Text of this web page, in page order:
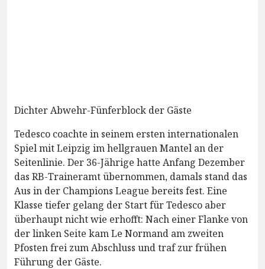
Dichter Abwehr-Fünferblock der Gäste
Tedesco coachte in seinem ersten internationalen
Spiel mit Leipzig im hellgrauen Mantel an der
Seitenlinie. Der 36-Jährige hatte Anfang Dezember
das RB-Traineramt übernommen, damals stand das
Aus in der Champions League bereits fest. Eine
Klasse tiefer gelang der Start für Tedesco aber
überhaupt nicht wie erhofft: Nach einer Flanke von
der linken Seite kam Le Normand am zweiten
Pfosten frei zum Abschluss und traf zur frühen
Führung der Gäste.